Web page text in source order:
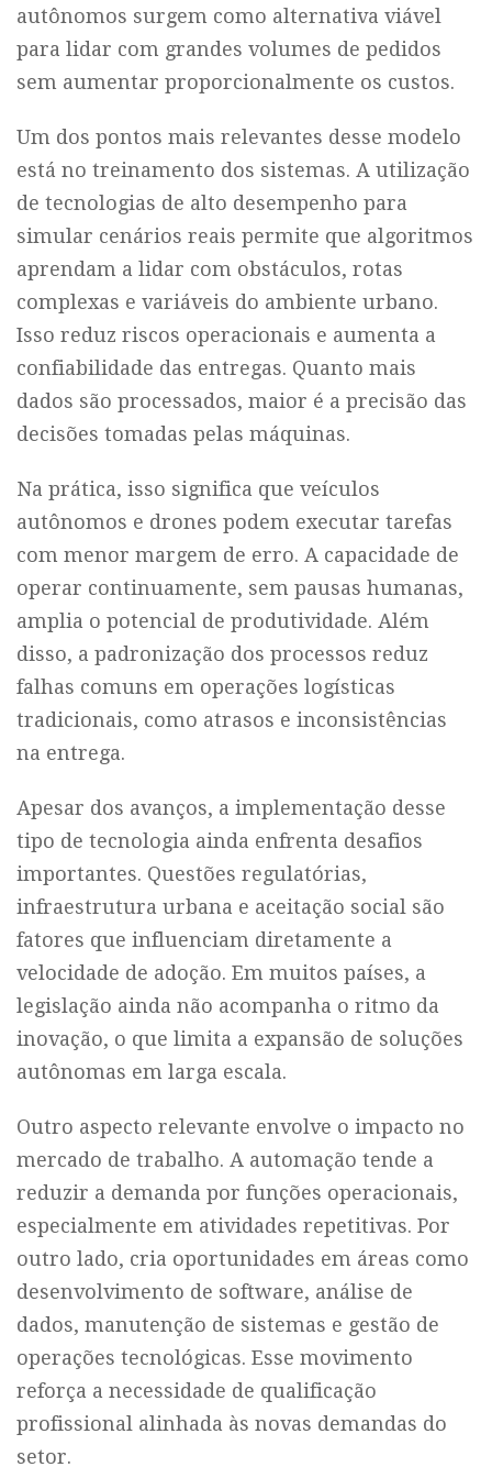
autônomos surgem como alternativa viável
para lidar com grandes volumes de pedidos
sem aumentar proporcionalmente os custos.
Um dos pontos mais relevantes desse modelo
está no treinamento dos sistemas. A utilização
de tecnologias de alto desempenho para
simular cenários reais permite que algoritmos
aprendam a lidar com obstáculos, rotas
complexas e variáveis do ambiente urbano.
Isso reduz riscos operacionais e aumenta a
confiabilidade das entregas. Quanto mais
dados são processados, maior é a precisão das
decisões tomadas pelas máquinas.
Na prática, isso significa que veículos
autônomos e drones podem executar tarefas
com menor margem de erro. A capacidade de
operar continuamente, sem pausas humanas,
amplia o potencial de produtividade. Além
disso, a padronização dos processos reduz
falhas comuns em operações logísticas
tradicionais, como atrasos e inconsistências
na entrega.
Apesar dos avanços, a implementação desse
tipo de tecnologia ainda enfrenta desafios
importantes. Questões regulatórias,
infraestrutura urbana e aceitação social são
fatores que influenciam diretamente a
velocidade de adoção. Em muitos países, a
legislação ainda não acompanha o ritmo da
inovação, o que limita a expansão de soluções
autônomas em larga escala.
Outro aspecto relevante envolve o impacto no
mercado de trabalho. A automação tende a
reduzir a demanda por funções operacionais,
especialmente em atividades repetitivas. Por
outro lado, cria oportunidades em áreas como
desenvolvimento de software, análise de
dados, manutenção de sistemas e gestão de
operações tecnológicas. Esse movimento
reforça a necessidade de qualificação
profissional alinhada às novas demandas do
setor.